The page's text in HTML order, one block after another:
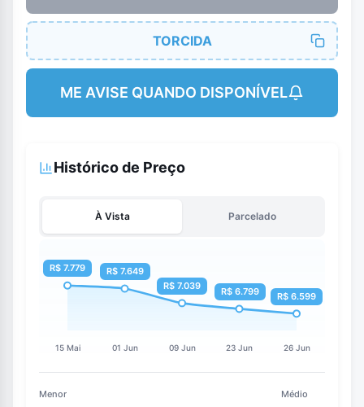
TORCIDA
ME AVISE QUANDO DISPONÍVEL
Histórico de Preço
À Vista Parcelado
Menor Médio